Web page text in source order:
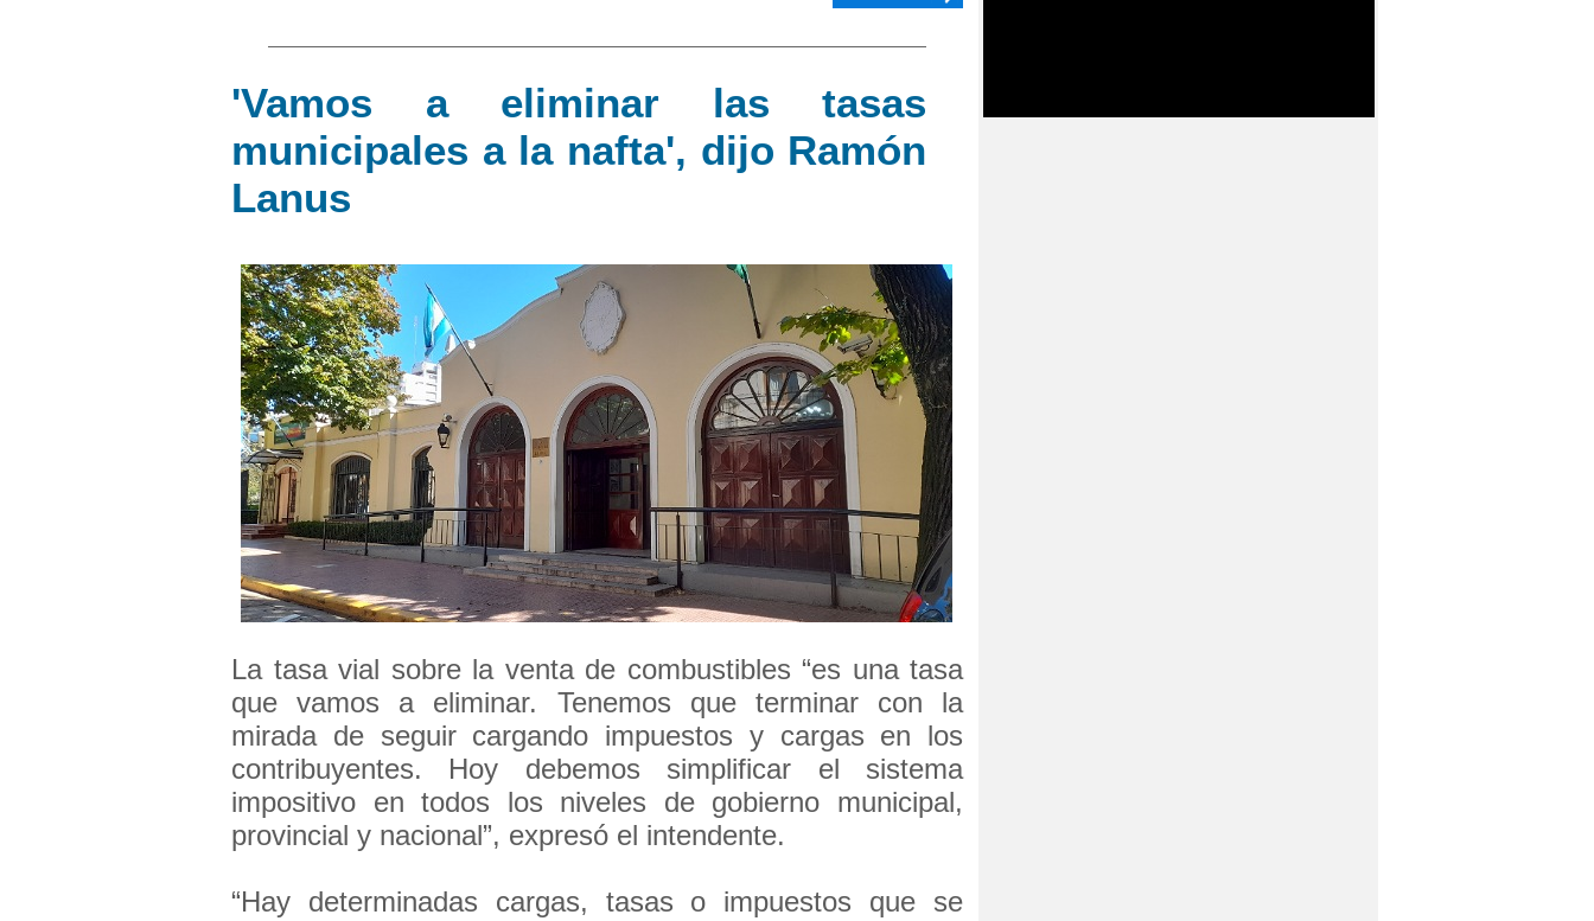
'Vamos a eliminar las tasas
municipales a la nafta', dijo Ramón
Lanus
La tasa vial sobre la venta de combustibles “es una tasa
que vamos a eliminar. Tenemos que terminar con la
mirada de seguir cargando impuestos y cargas en los
contribuyentes. Hoy debemos simplificar el sistema
impositivo en todos los niveles de gobierno municipal,
provincial y nacional”, expresó el intendente.
“Hay determinadas cargas, tasas o impuestos que se